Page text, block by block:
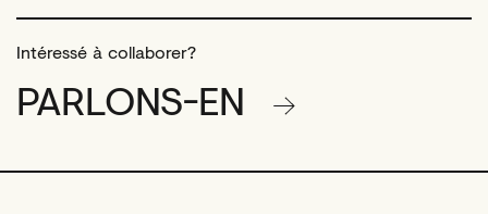
Intéressé à collaborer?
PARLONS-EN